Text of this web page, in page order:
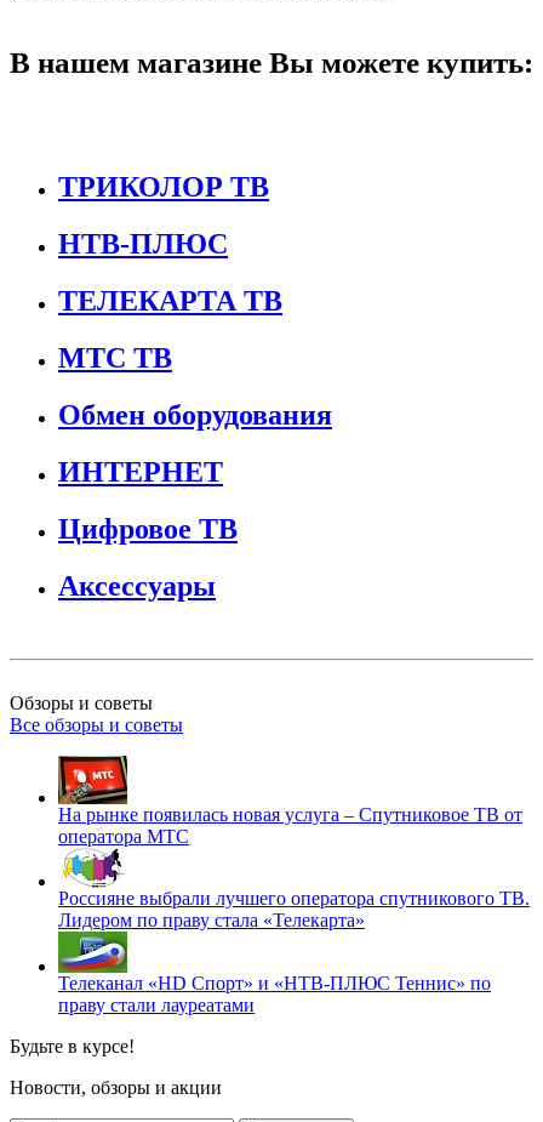
В нашем магазине Вы можете купить:
ТРИКОЛОР ТВ
НТВ-ПЛЮС
ТЕЛЕКАРТА ТВ
МТС ТВ
Обмен оборудования
ИНТЕРНЕТ
Цифровое ТВ
Аксессуары
Обзоры и советы
Все обзоры и советы
На рынке появилась новая услуга – Спутниковое ТВ от
оператора МТС
Россияне выбрали лучшего оператора спутникового ТВ.
Лидером по праву стала «Телекарта»
Телеканал «HD Спорт» и «НТВ-ПЛЮС Теннис» по
праву стали лауреатами
Будьте в курсе!
Новости, обзоры и акции